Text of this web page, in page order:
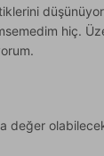
hiç.
değer